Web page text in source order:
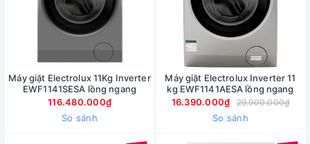
Máy giặt Electrolux 11Kg Inverter
EWF1141SESA lồng ngang
116.480.000₫
So sánh
Máy giặt Electrolux Inverter 11
kg EWF1141AESA lồng ngang
16.390.000₫
29.900.000₫
So sánh